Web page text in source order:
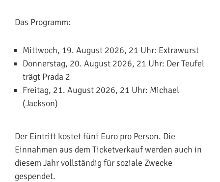
Das Programm:
Mittwoch, 19. August 2026, 21 Uhr: Extrawurst
Donnerstag, 20. August 2026, 21 Uhr: Der Teufel
trägt Prada 2
Freitag, 21. August 2026, 21 Uhr: Michael
(Jackson)
Der Eintritt kostet fünf Euro pro Person. Die
Einnahmen aus dem Ticketverkauf werden auch in
diesem Jahr vollständig für soziale Zwecke
gespendet.